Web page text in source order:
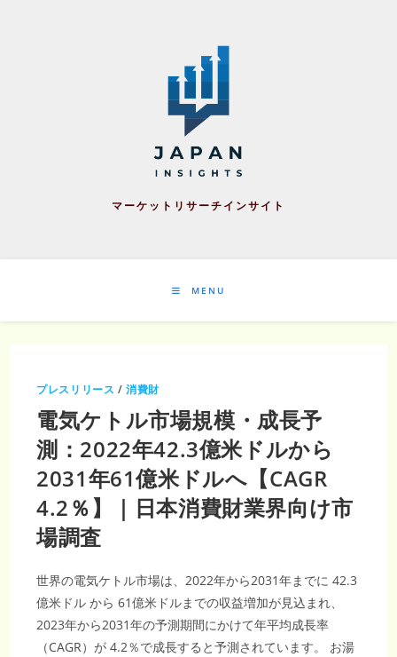
マーケットリサーチインサイト
MENU
プレスリリース /消費財
電気ケトル市場規模・成長予
測：2022年42.3億米ドルから
2031年61億米ドルへ【CAGR
4.2％】｜日本消費財業界向け市
場調査
世界の電気ケトル市場は、2022年から2031年までに 42.3
億米ドル から 61億米ドルまでの収益増加が見込まれ、
2023年から2031年の予測期間にかけて年平均成長率
（CAGR）が 4.2％で成長すると予測されています。 お湯